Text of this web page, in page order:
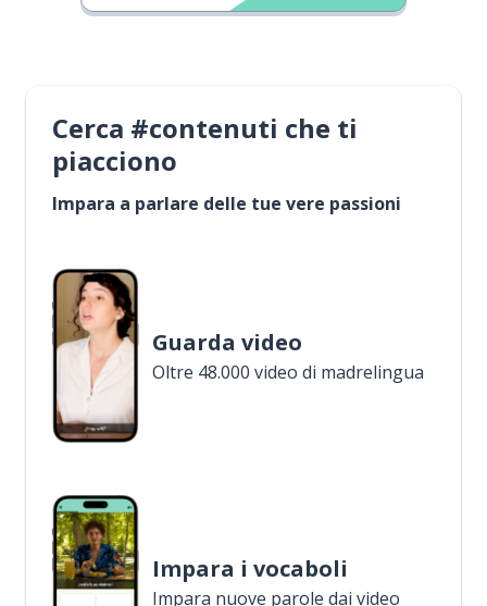
Cerca #contenuti che ti
piacciono
Impara a parlare delle tue vere passioni
Guarda video
Oltre 48.000 video di madrelingua
Impara i vocaboli
Impara nuove parole dai video